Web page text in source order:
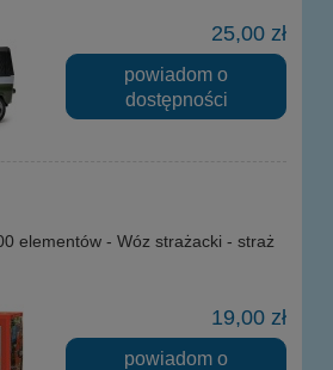
25,00 zł
powiadom o
dostępności
elementów - Wóz strażacki - straż
19,00 zł
powiadom o